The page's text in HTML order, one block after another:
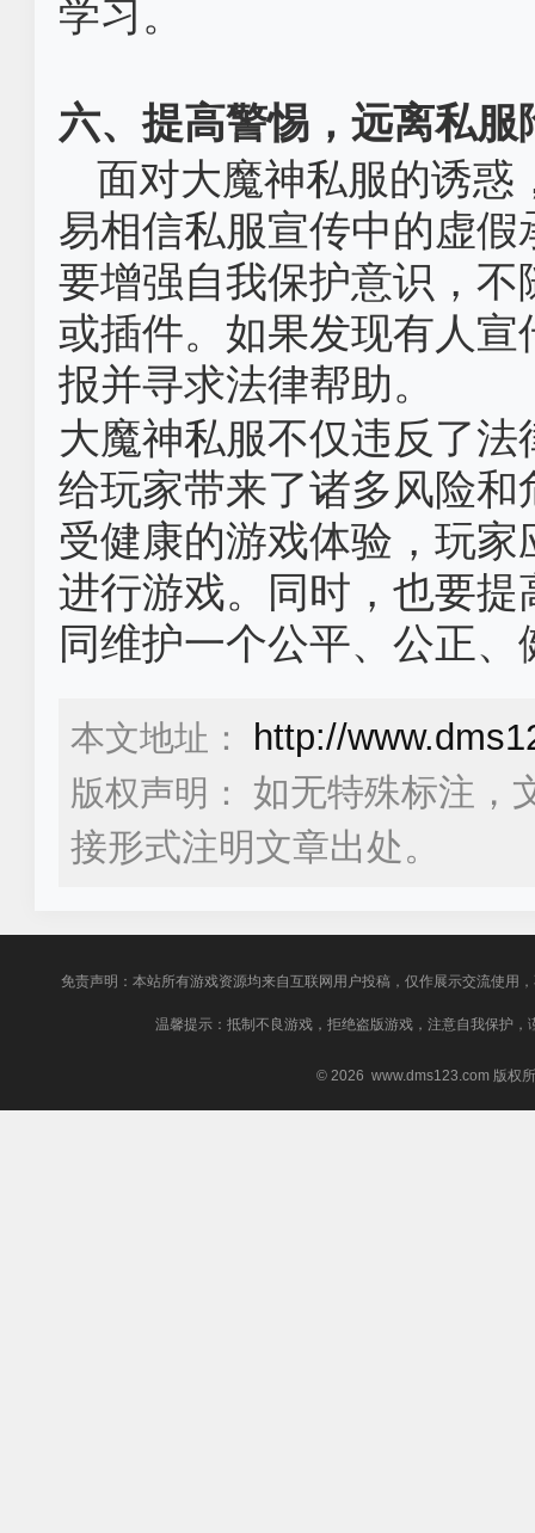
学习。
六、提高警惕，远离私服
面对大魔神私服的诱惑
易相信私服宣传中的虚
要增强自我保护意识，
或插件。如果发现有人
报并寻求法律帮助。
大魔神私服不仅违反了
给玩家带来了诸多风险
受健康的游戏体验，玩
进行游戏。同时，也要
同维护一个公平、公正
本文地址： http://
版权声明：
如无特殊标注，
接形式注明文章出处。
免责声明：本站所有游戏资源均来自互联网用户投稿，仅作展示交流使用
温馨提示：抵制不良游戏，拒绝盗版游戏，注意自我保护
© 2026 www.dms123.com 版权